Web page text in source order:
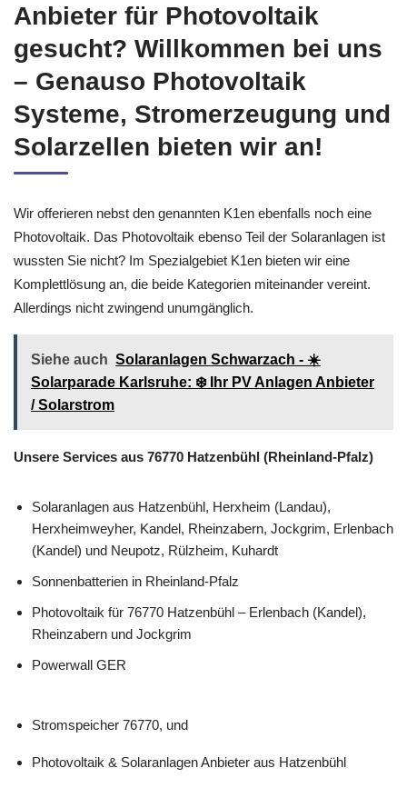
Anbieter für Photovoltaik
gesucht? Willkommen bei uns
– Genauso Photovoltaik
Systeme, Stromerzeugung und
Solarzellen bieten wir an!
Wir offerieren nebst den genannten K1en ebenfalls noch eine
Photovoltaik. Das Photovoltaik ebenso Teil der Solaranlagen ist
wussten Sie nicht? Im Spezialgebiet K1en bieten wir eine
Komplettlösung an, die beide Kategorien miteinander vereint.
Allerdings nicht zwingend unumgänglich.
Siehe auch Solaranlagen Schwarzach - ☀️
Solarparade Karlsruhe: ❄️ Ihr PV Anlagen Anbieter
/ Solarstrom
Unsere Services aus 76770 Hatzenbühl (Rheinland-Pfalz)
Solaranlagen aus Hatzenbühl, Herxheim (Landau),
Herxheimweyher, Kandel, Rheinzabern, Jockgrim, Erlenbach
(Kandel) und Neupotz, Rülzheim, Kuhardt
Sonnenbatterien in Rheinland-Pfalz
Photovoltaik für 76770 Hatzenbühl – Erlenbach (Kandel),
Rheinzabern und Jockgrim
Powerwall GER
Stromspeicher 76770, und
Photovoltaik & Solaranlagen Anbieter aus Hatzenbühl